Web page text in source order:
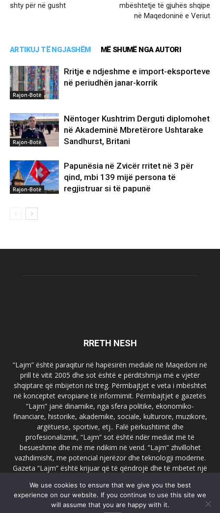
shty për në gusht
mbështetje të gjuhës shqipe
në Maqedoninë e Veriut
ARTIKUJ TË NGJASHËM MË SHUMË NGA AUTORI
Rajon-Botë
Rritje e ndjeshme e import-eksporteve
në periudhën janar-korrik
Rajon-Botë
Nëntoger Kushtrim Derguti diplomohet
në Akademinë Mbretërore Ushtarake
Sandhurst, Britani
Rajon-Botë
Papunësia në Zvicër rritet në 3 për
qind, mbi 139 mijë persona të
regjistruar si të papunë
RRETH NESH
“Lajm” është paraqitur në hapësirën mediale në Maqedoni në
prill të vitit 2005 dhe sot është e përditshmja më e vjetër
shqiptare që mbijeton në treg. Përmbajtjet e veta i mbështet
në konceptet evropiane të informimit. Përmbajtjet e gazetës
“Lajm” janë dinamike, nga sfera politike, ekonomiko-
financiare, historike, akademike, sociale, kulturore, muzikore,
argëtuese, sportive, etj.. Falë përkushtimit dhe
profesionalizmit, “Lajm” sot është ndër mediat më të
besueshme dhe më me ndikim në vend. “Lajm” zhvillohet
vazhdimisht, me potencial njerëzor dhe teknologji moderne.
Gazeta “Lajm” është krijuar që të qëndrojë dhe të mbetet një
faqja zyrtare e gazetës “Lajm”, www.lajmpress.org është një
ndër portalet më të njohur në Maqedoni.
We use cookies to ensure that we give you the best
experience on our website. If you continue to use this site we
will assume that you are happy with it.